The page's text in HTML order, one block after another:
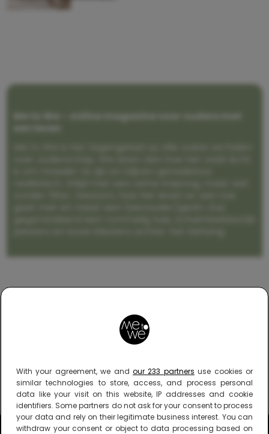
With your agreement, we and our 233 partners use cookies or
similar technologies to store, access, and process personal
data like your visit on this website, IP addresses and cookie
identifiers. Some partners do not ask for your consent to process
your data and rely on their legitimate business interest. You can
withdraw your consent or object to data processing based on
Me to We – online magazine voor ouders met